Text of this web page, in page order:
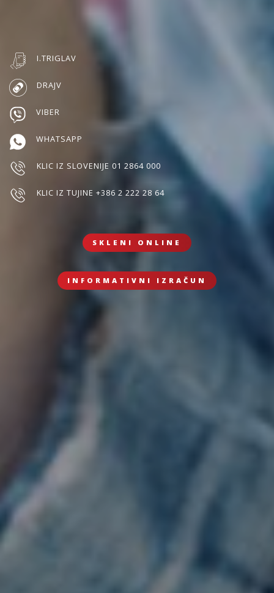
I.TRIGLAV
DRAJV
VIBER
WHATSAPP
KLIC IZ SLOVENIJE 01 2864 000
KLIC IZ TUJINE +386 2 222 28 64
SKLENI ONLINE
INFORMATIVNI IZRAČUN